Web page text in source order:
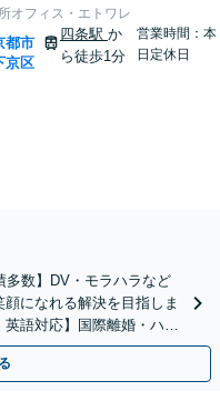
オフィス・エトワレ
都市
京区
四条駅 か
ら徒歩1分
営業時間：本
日定休日
多数】DV・モラハラなど
になれる解決を目指しま
語対応】国際離婚・ハー
】【完全個室】